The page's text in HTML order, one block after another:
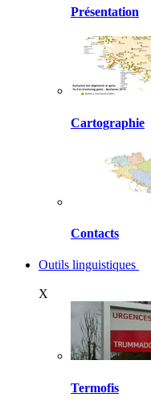
Présentation
Cartographie
Contacts
Outils linguistiques
X
Termofis